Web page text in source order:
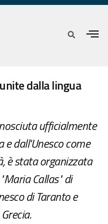
dalla lingua
ufficialmente
e dall'Unesco come
è stata organizzata
Callas" di
di Taranto e